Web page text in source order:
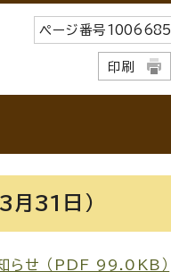
ページ番号 1006685
印刷
月31日）
らせ （PDF 99.0KB）